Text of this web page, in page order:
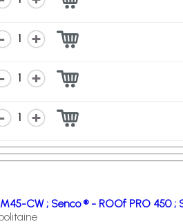
1
1
1
CW ; Senco ® - ROOf PRO 450 ;